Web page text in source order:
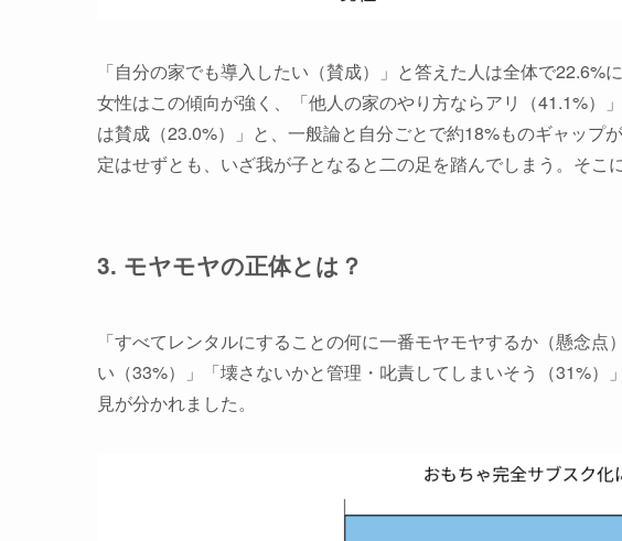
「自分の家でも導入したい（賛成）」と答えた人は全体で
女性はこの傾向が強く、「他人の家のやり方ならアリ（41.1%）
は賛成（23.0%）」と、一般論と自分ごとで約18%ものギャップ
定はせずとも、いざ我が子となると二の足を踏んでしまう。そこ
3. モヤモヤの正体とは？
「すべてレンタルにすることの何に一番モヤモヤするか（懸念
い（33%）」「壊さないかと管理・叱責してしまいそう（31%
見が分かれました。